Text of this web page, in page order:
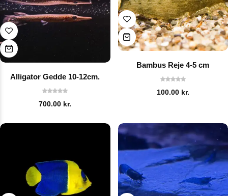
Alligator Gedde 10-12cm.
700.00 kr.
Bambus Reje 4-5 cm
100.00 kr.